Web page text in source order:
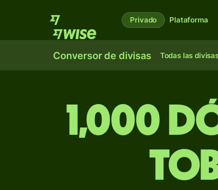
Privado Plataforma
Conversor de divisas Todas las
1,000